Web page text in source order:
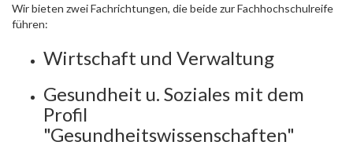
Wir bieten zwei Fachrichtungen, die beide zur Fachhochschulreife
führen:
Wirtschaft und Verwaltung
Gesundheit u. Soziales mit dem
Profil
"Gesundheitswissenschaften"